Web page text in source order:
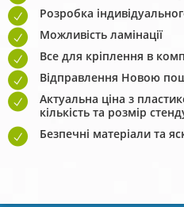
Розробка
Можливість ламінації
Все для кріплення в
Відправлення Новою
Актуальна ціна з
кількість та розмір
Безпечні матеріали та